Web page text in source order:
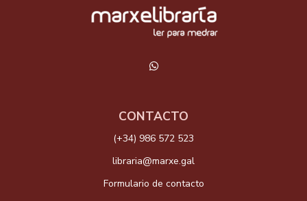
CONTACTO
(+34) 986 572 523
libraria@marxe.gal
Formulario de contacto